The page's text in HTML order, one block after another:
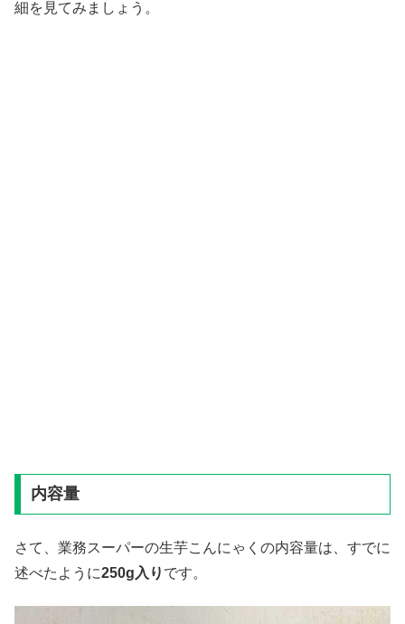
細を見てみましょう。
内容量
さて、業務スーパーの生芋こんにゃくの内容量は、すでに
述べたように250g 入り です。